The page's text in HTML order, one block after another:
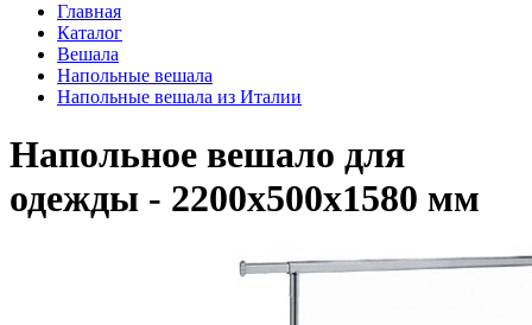
Главная
Каталог
Вешала
Напольные вешала
Напольные вешала из Италии
Напольное вешало для
одежды - 2200х500х1580 мм